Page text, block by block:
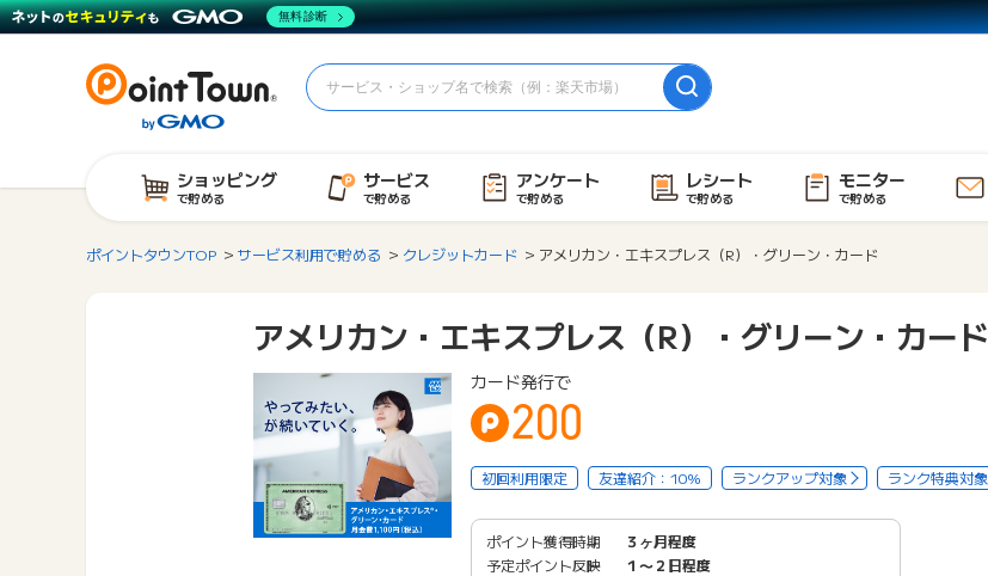
ショッピング
で貯める
サービス
で貯める
アンケート
で貯める
レシート
で貯める
モニター
で貯める
ポイントタウンTOP サービス利用で貯める クレジットカード アメリカン・エキスプレス（R）・グリーン・カード
アメリカン・エキスプレス（R）・グリーン・カード
カード発行で
200
初回利用限定 友達紹介：10% ランクアップ対象 ランク特典対象
ポイント獲得時期
３ヶ月程度
予定ポイント反映
１〜２日程度
無料診断